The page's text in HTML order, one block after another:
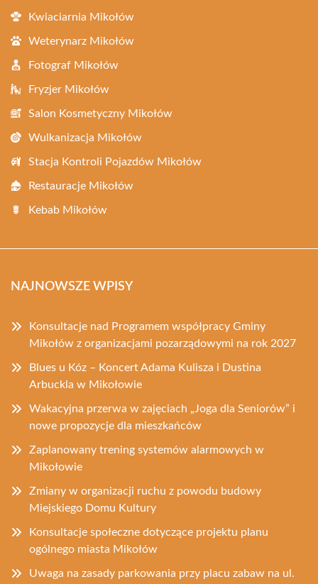
Kwiaciarnia Mikołów
Weterynarz Mikołów
Fotograf Mikołów
Fryzjer Mikołów
Salon Kosmetyczny Mikołów
Wulkanizacja Mikołów
Stacja Kontroli Pojazdów Mikołów
Restauracje Mikołów
Kebab Mikołów
NAJNOWSZE WPISY
Konsultacje nad Programem współpracy Gminy
Mikołów z organizacjami pozarządowymi na rok 2027
Blues u Kóz – Koncert Adama Kulisza i Dustina
Arbuckla w Mikołowie
Wakacyjna przerwa w zajęciach „Joga dla Seniorów” i
nowe propozycje dla mieszkańców
Zaplanowany trening systemów alarmowych w
Mikołowie
Zmiany w organizacji ruchu z powodu budowy
Miejskiego Domu Kultury
Konsultacje społeczne dotyczące projektu planu
ogólnego miasta Mikołów
Uwaga na zasady parkowania przy placu zabaw na ul.